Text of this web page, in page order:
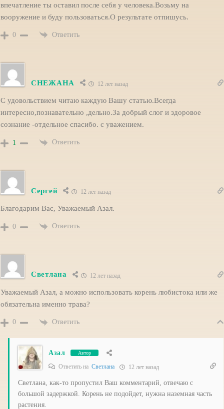
впечатление ты оставил после себя у человека.Возьму на
вооружение и буду пользоваться.О результате отпишусь.
0 Ответить
СНЕЖАНА 12 лет назад
С удовольствием читаю каждую Вашу статью.Всегда
интересно,познавательно ,дельно.За добрый слог и здоровое
сознание -отдельное спасибо. с уважением.
1 Ответить
Сергей 12 лет назад
Благодарим Вас, Уважаемый Азал.
0 Ответить
Светлана 12 лет назад
Уважаемый Азал, а можно использовать корень любистока или же
обязательна именно трава?
0 Ответить
Азал Автор
Ответить на Светлана 12 лет назад
Светлана, как-то пропустил Ваш комментарий, отвечаю с
большой задержкой. Корень не подойдет, нужна наземная часть
растения.